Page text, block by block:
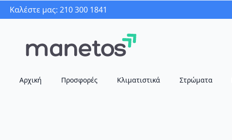
Καλέστε μας: 210 300 1841
Αρχική Προσφορές Κλιματιστικά Στρώματα